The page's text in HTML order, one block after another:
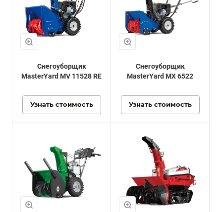
Снегоуборщик
MasterYard MV 11528 RE
Узнать стоимость
Снегоуборщик
MasterYard MX 6522
Узнать стоимость